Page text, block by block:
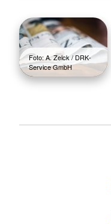
Foto: A. Zelck / DRK-
Service GmbH